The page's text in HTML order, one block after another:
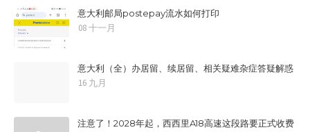
意大利邮局postepay流水如何打印
08 十一月
意大利（全）办居留、续居留、相关疑难杂症答疑解惑
16 九月
注意了！2028年起，西西里A18高速这段路要正式收费